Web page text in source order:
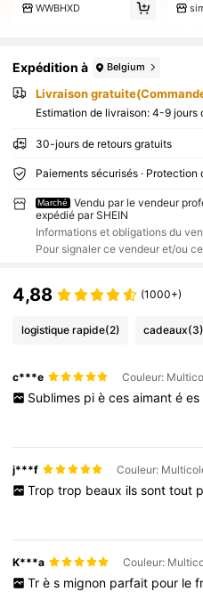
WWBHXD
Expédition à Belgium
Livraison
Estimation de livraison: 4-9 jours
30-jours de retours gratuits
Paiements sécurisés · Protection
Marché
Vendu par le vendeur
expédié par SHEIN
Informations et obligations du
Pour signaler ce vendeur et/ou
4,88 (1000+)
logistique rapide(2) cadeaux(3)
c***e
Sublimes pi è ces aimant é es
j***f
Trop trop beaux ils sont tout
K***a
Tr è s mignon parfait pour le